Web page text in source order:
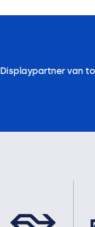
Displaypartner van